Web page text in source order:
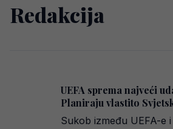
Redakcija
UEFA sprema najveći
Planiraju vlastito
Sukob između UEFA-e